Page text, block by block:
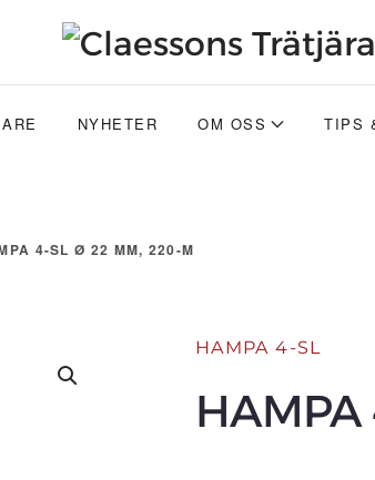
NYHETER OM OSS TIPS
4-SL Ø 22 MM, 220-M
HAMPA 4-SL
HAMPA